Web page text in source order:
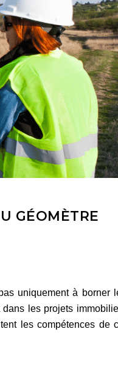
GÉOMÈTRE
uniquement à borner
dans les projets
les compétences de